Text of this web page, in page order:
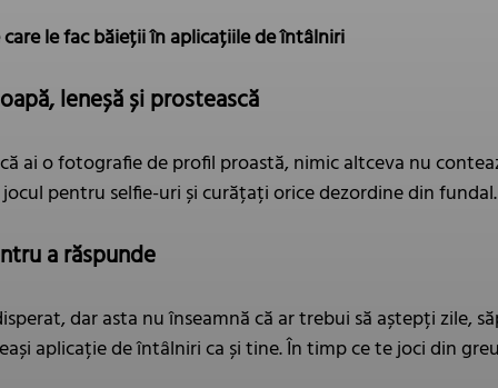
le fac băieții în aplicațiile de întâlniri
leneșă și prostească
ai o fotografie de profil proastă, nimic altceva nu
pentru selfie-uri și curățați orice dezordine din fundal.
a răspunde
dar asta nu înseamnă că ar trebui să aștepți zile,
aplicație de întâlniri ca și tine. În timp ce te joci din